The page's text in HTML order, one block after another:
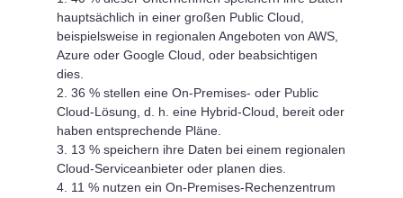
hauptsächlich in einer großen Public Cloud,
beispielsweise in regionalen Angeboten von AWS,
Azure oder Google Cloud, oder beabsichtigen
dies.
36 % stellen eine On-Premises- oder Public
Cloud-Lösung, d. h. eine Hybrid-Cloud, bereit oder
haben entsprechende Pläne.
13 % speichern ihre Daten bei einem regionalen
Cloud-Serviceanbieter oder planen dies.
11 % nutzen ein On-Premises-Rechenzentrum